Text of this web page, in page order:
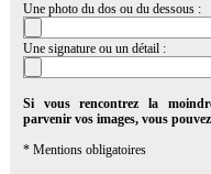
Une photo du dos ou du dessous :
Une signature ou un détail :
Si vous rencontrez la
parvenir vos images, vous
* Mentions obligatoires